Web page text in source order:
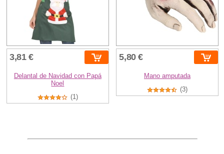
3,81 €
Delantal de Navidad con Papá
Noel
(1)
5,80 €
Mano amputada
(3)